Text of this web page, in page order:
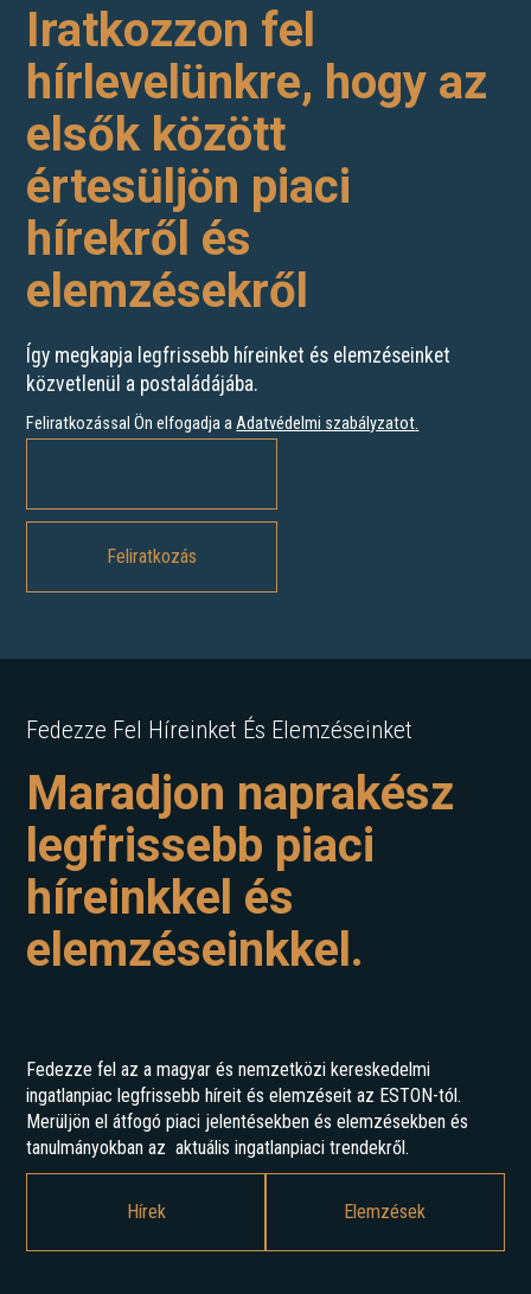
Iratkozzon fel
hírlevelünkre, hogy az
elsők között
értesüljön piaci
hírekről és
elemzésekről
Így megkapja legfrissebb híreinket és elemzéseinket
közvetlenül a postaládájába.
Feliratkozással Ön elfogadja aAdatvédelmi szabályzatot.
Fedezze Fel Híreinket És Elemzéseinket
Maradjon naprakész
legfrissebb piaci
híreinkkel és
elemzéseinkkel.
Fedezze fel az a magyar és nemzetközi kereskedelmi
ingatlanpiac legfrissebb híreit és elemzéseit az ESTON-tól.
Merüljön el átfogó piaci jelentésekben és elemzésekben és
tanulmányokban az aktuális ingatlanpiaci trendekről.
Hírek Elemzések